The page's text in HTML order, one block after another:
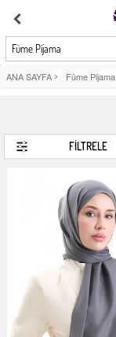
Füme Pijama
ANA SAYFA > Füme Pijama
FİLTRELE